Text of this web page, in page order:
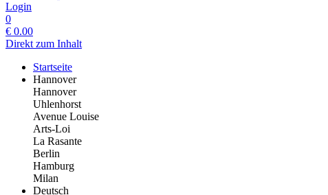
Login
0
€ 0.00
Direkt zum Inhalt
Startseite
Hannover
Hannover
Uhlenhorst
Avenue Louise
Arts-Loi
La Rasante
Berlin
Hamburg
Milan
Deutsch